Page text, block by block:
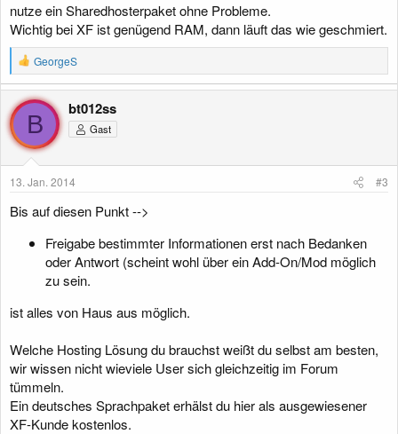
nutze ein Sharedhosterpaket ohne Probleme.
Wichtig bei XF ist genügend RAM, dann läuft das wie geschmiert.
R
e
a
k
t
i
o
n
n
GeorgeS
B
bt012ss
Gast
13. Jan. 2014 #3
Bis auf diesen Punkt -->
Freigabe bestimmter Informationen erst nach Bedanken
oder Antwort (scheint wohl über ein Add-On/Mod möglich
zu sein.
ist alles von Haus aus möglich.
Welche Hosting Lösung du brauchst weißt du selbst am besten,
wir wissen nicht wieviele User sich gleichzeitig im Forum
tümmeln.
Ein deutsches Sprachpaket erhälst du hier als ausgewiesener
XF-Kunde kostenlos.